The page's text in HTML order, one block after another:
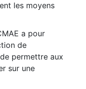
les moyens
a pour
de
permettre aux
sur une